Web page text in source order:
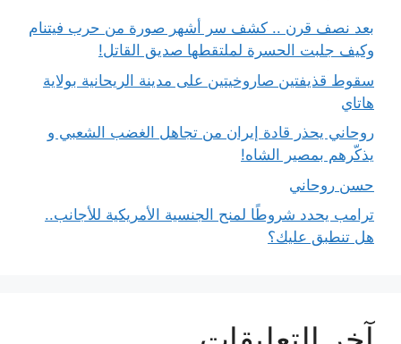
بعد نصف قرن .. كشف سر أشهر صورة من حرب فيتنام
وكيف جلبت الحسرة لملتقطها صديق القاتل!
سقوط قذيفتين صاروخيتين على مدينة الريحانية بولاية
هاتاي
روحاني يحذر قادة إيران من تجاهل الغضب الشعبي و
يذكّرهم بمصير الشاه!
حسن روحاني
ترامب يحدد شروطًا لمنح الجنسية الأمريكية للأجانب..
هل تنطبق عليك؟